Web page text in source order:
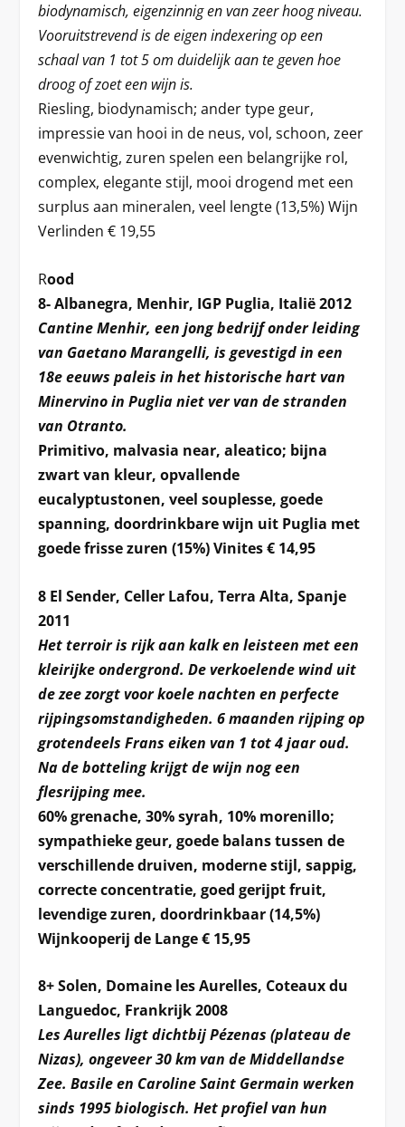
biodynamisch, eigenzinnig en van zeer hoog niveau.
Vooruitstrevend is de eigen indexering op een
schaal van 1 tot 5 om duidelijk aan te geven hoe
droog of zoet een wijn is.
Riesling, biodynamisch; ander type geur,
impressie van hooi in de neus, vol, schoon, zeer
evenwichtig, zuren spelen een belangrijke rol,
complex, elegante stijl, mooi drogend met een
surplus aan mineralen, veel lengte (13,5%) Wijn
Verlinden € 19,55
Rood
8- Albanegra, Menhir, IGP Puglia, Italië 2012
Cantine Menhir, een jong bedrijf onder leiding
van Gaetano Marangelli, is gevestigd in een
18e eeuws paleis in het historische hart van
Minervino in Puglia niet ver van de stranden
van Otranto.
Primitivo, malvasia near, aleatico; bijna
zwart van kleur, opvallende
eucalyptustonen, veel souplesse, goede
spanning, doordrinkbare wijn uit Puglia met
goede frisse zuren (15%) Vinites € 14,95
8 El Sender, Celler Lafou, Terra Alta, Spanje
2011
Het terroir is rijk aan kalk en leisteen met een
kleirijke ondergrond. De verkoelende wind uit
de zee zorgt voor koele nachten en perfecte
rijpingsomstandigheden. 6 maanden rijping op
grotendeels Frans eiken van 1 tot 4 jaar oud.
Na de botteling krijgt de wijn nog een
flesrijping mee.
60% grenache, 30% syrah, 10% morenillo;
sympathieke geur, goede balans tussen de
verschillende druiven, moderne stijl, sappig,
correcte concentratie, goed gerijpt fruit,
levendige zuren, doordrinkbaar (14,5%)
Wijnkooperij de Lange € 15,95
8+ Solen, Domaine les Aurelles, Coteaux du
Languedoc, Frankrijk 2008
Les Aurelles ligt dichtbij Pézenas (plateau de
Nizas), ongeveer 30 km van de Middellandse
Zee. Basile en Caroline Saint Germain werken
sinds 1995 biologisch. Het profiel van hun